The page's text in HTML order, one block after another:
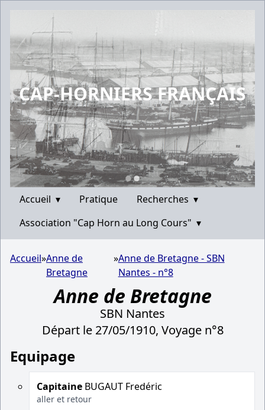
CAP-HORNIERS FRANÇAIS
Accueil ▾ Pratique Recherches ▾
Association "Cap Horn au Long Cours" ▾
Accueil»Anne de
Bretagne
»Anne de Bretagne - SBN
Nantes - n°8
Anne de Bretagne
SBN Nantes
Départ le 27/05/1910, Voyage n°8
Equipage
Capitaine BUGAUT Fredéric
aller et retour